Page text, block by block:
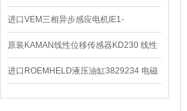
00.14575.20气象仪
进口VEM三相异步感应电机IE1-
K21R80G4马达
原装KAMAN线性位移传感器KD230 线性
编码器
进口ROEMHELD液压油缸3829234 电磁
阀定位器